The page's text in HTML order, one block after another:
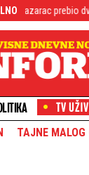
dvojicu
TAJNE MALOG